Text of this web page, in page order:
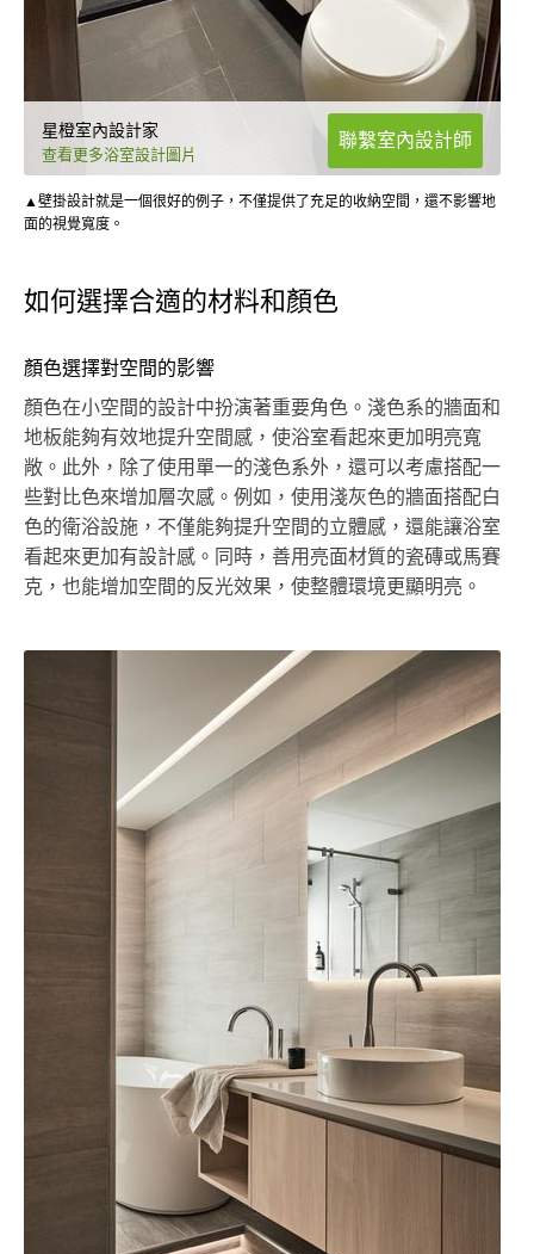
星橙室內設計家
查看更多浴室設計圖片
聯繫室內設計師
▲壁掛設計就是一個很好的例子，不僅提供了充足的收納空間，還不影響地
面的視覺寬度。
如何選擇合適的材料和顏色
顏色選擇對空間的影響
顏色在小空間的設計中扮演著重要角色。淺色系的牆面和
地板能夠有效地提升空間感，使浴室看起來更加明亮寬
敞。此外，除了使用單一的淺色系外，還可以考慮搭配一
些對比色來增加層次感。例如，使用淺灰色的牆面搭配白
色的衛浴設施，不僅能夠提升空間的立體感，還能讓浴室
看起來更加有設計感。同時，善用亮面材質的瓷磚或馬賽
克，也能增加空間的反光效果，使整體環境更顯明亮。